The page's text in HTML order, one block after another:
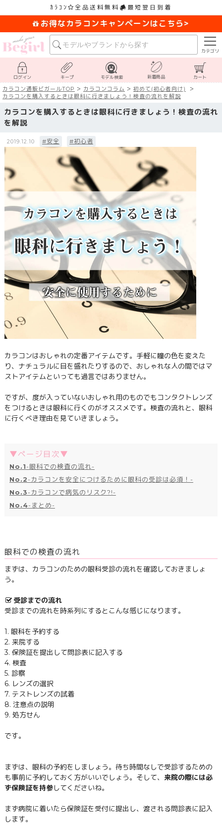
ｶﾗｺﾝ 全品送料無料 最短翌日到着
お得なカラコンキャンペーンはこちら>
カテゴリ
ログイン キープ モデル検索 新着商品 カート
カラコン通販ビガールTOP カラコンコラム
初めて(初心者向け)
カラコンを購入するときは眼科に行きましょう！検査の流れを解説
カラコンを購入するときは眼科に行きましょう！検査の流れ
を解説
2019.12.10 #安全 #初心者
カラコンはおしゃれの定番アイテムです。手軽に瞳の色を変えた
り、ナチュラルに目を盛れたりするので、おしゃれな人の間ではマ
ストアイテムといっても過言ではありません。
ですが、度が入っていないおしゃれ用のものでもコンタクトレンズ
をつけるときは眼科に行くのがオススメです。検査の流れと、眼科
に行くべき理由を見ていきましょう。
▼ページ目次▼
No.1-眼科での検査の流れ-
No.2-カラコンを安全につけるために眼科の受診は必須！-
No.3-カラコンで病気のリスク?!-
No.4-まとめ-
眼科での検査の流れ
まずは、カラコンのための眼科受診の流れを確認しておきましょ
う。
受診までの流れ
受診までの流れを時系列にするとこんな感じになります。
1. 眼科を予約する
2. 来院する
3. 保険証を提出して問診表に記入する
4. 検査
5. 診察
6. レンズの選択
7. テストレンズの試着
8. 注意点の説明
9. 処方せん
です。
まずは、眼科の予約をしましょう。待ち時間なしで受診するための
も事前に予約しておく方がいいでしょう。そして、 来院の際には必
ず保険証を持参してくださいね。
まず病院に着いたら保険証を受付に提出し、渡される問診表に記入
します。